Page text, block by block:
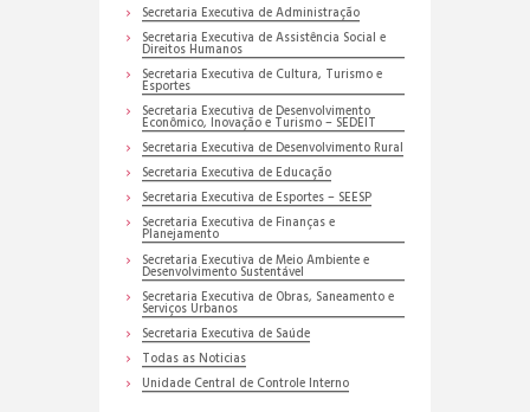
Secretaria Executiva de Administração
Secretaria Executiva de Assistência Social e
Direitos Humanos
Secretaria Executiva de Cultura, Turismo e
Esportes
Secretaria Executiva de Desenvolvimento
Econômico, Inovação e Turismo – SEDEIT
Secretaria Executiva de Desenvolvimento Rural
Secretaria Executiva de Educação
Secretaria Executiva de Esportes – SEESP
Secretaria Executiva de Finanças e
Planejamento
Secretaria Executiva de Meio Ambiente e
Desenvolvimento Sustentável
Secretaria Executiva de Obras, Saneamento e
Serviços Urbanos
Secretaria Executiva de Saúde
Todas as Noticias
Unidade Central de Controle Interno